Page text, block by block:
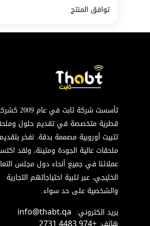
توافق المنتج
تأسست شركة ثابت في عام
قطرية متخصصة في تقديم حلول
تثبيت أوروبية مصممة بدقة. نفخر
ملحقات عالية الجودة ومتينة، ولقد
عملائنا في جميع أنحاء دول مجلس
الخليجي، عبر تلبية احتياجاتهم التجارية
والشخصية على حد سواء.
بريد الكتروني: info@thabt.qa
+974 4483 2731